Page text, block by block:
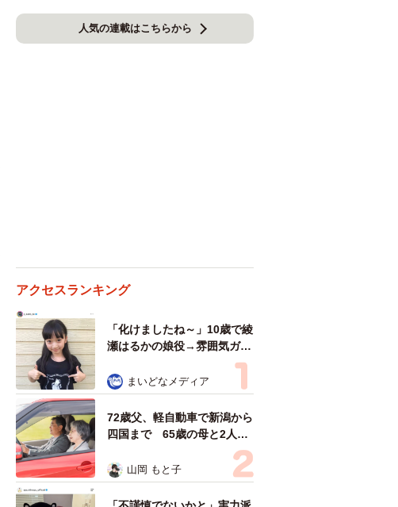
人気の連載はこちらから
アクセスランキング
「化けましたね～」10歳で綾
瀬はるかの娘役→雰囲気ガラ
リの18歳に成長 「メイクで
雰囲気が」「宝塚に入れそ
う」
まいどなメディア
72歳父、軽自動車で新潟から
四国まで 65歳の母と2人で
3泊4日の旅 パーキングの休
憩まで分刻み… 「大学生で
も組まねえよ！」
山岡 もと子